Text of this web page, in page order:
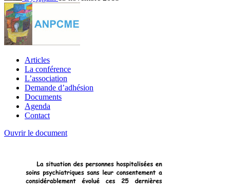
Articles
La conférence
L’association
Demande d’adhésion
Documents
Agenda
Contact
Ouvrir le document